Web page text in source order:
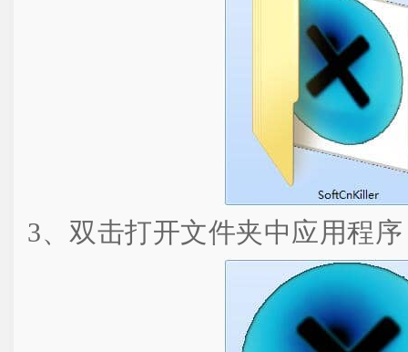
3、双击打开文件夹中应用程序